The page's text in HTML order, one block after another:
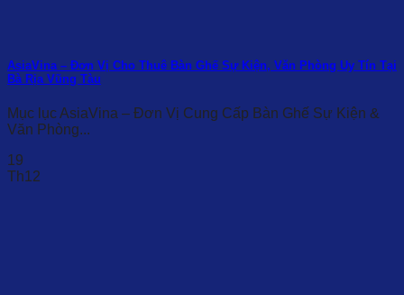
AsiaVina – Đơn Vị Cho Thuê Bàn Ghế Sự Kiện, Văn Phòng Uy Tín Tại
Bà Rịa Vũng Tàu
Mục lục AsiaVina – Đơn Vị Cung Cấp Bàn Ghế Sự Kiện &
Văn Phòng...
19
Th12